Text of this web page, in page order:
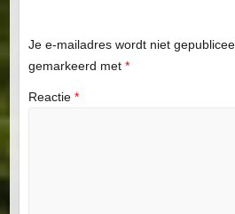
Je e-mailadres wordt niet
gemarkeerd met *
Reactie *